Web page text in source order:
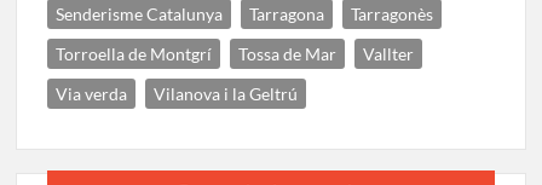
Senderisme Catalunya
Tarragona
Tarragonès
Torroella de Montgrí
Tossa de Mar
Vallter
Via verda
Vilanova i la Geltrú